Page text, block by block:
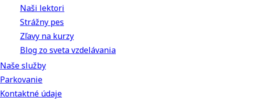
Naši lektori
Strážny pes
Zľavy na kurzy
Blog zo sveta vzdelávania
Naše služby
Parkovanie
Kontaktné údaje